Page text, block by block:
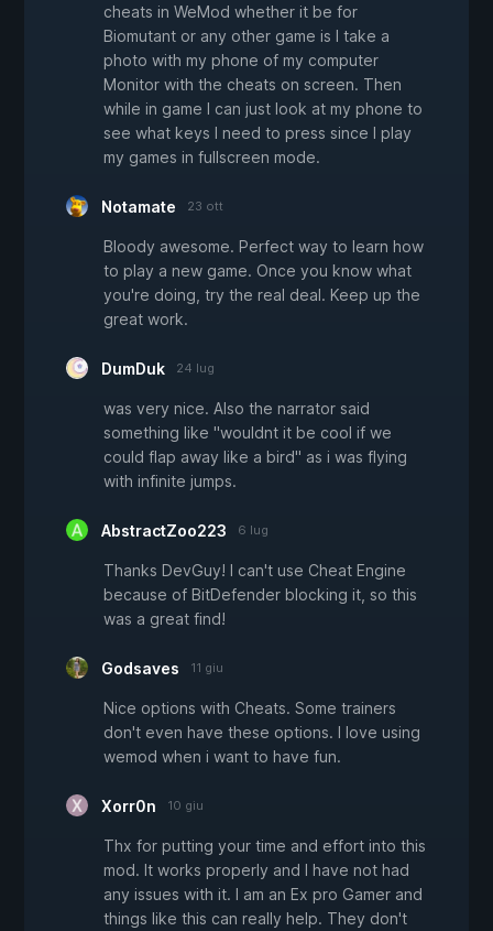
cheats in WeMod whether it be for
Biomutant or any other game is I take a
photo with my phone of my computer
Monitor with the cheats on screen. Then
while in game I can just look at my phone to
see what keys I need to press since I play
my games in fullscreen mode.
Notamate 23 ott
Bloody awesome. Perfect way to learn how
to play a new game. Once you know what
you're doing, try the real deal. Keep up the
great work.
DumDuk 24 lug
was very nice. Also the narrator said
something like "wouldnt it be cool if we
could flap away like a bird" as i was flying
with infinite jumps.
AbstractZoo223 6 lug
Thanks DevGuy! I can't use Cheat Engine
because of BitDefender blocking it, so this
was a great find!
Godsaves 11 giu
Nice options with Cheats. Some trainers
don't even have these options. I love using
wemod when i want to have fun.
Xorr0n 10 giu
Thx for putting your time and effort into this
mod. It works properly and I have not had
any issues with it. I am an Ex pro Gamer and
things like this can really help. They don't